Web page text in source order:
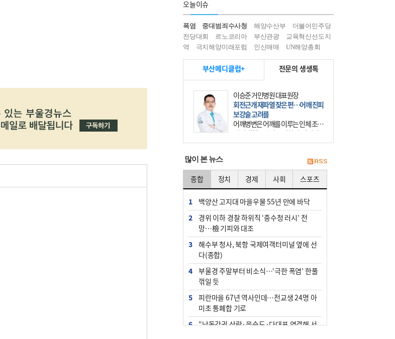
오늘이슈
폭염 중대범죄수사청 해양수산부
더불어민주당
전당대회
르노코리아 부산관광
교육혁신선도지
역
극지해양미래포럼 인신매매 UN해양총회
부산메디클럽+ 전문의 생생톡
이승준 거인병원 대표원장
회전근개 재파열 잦은 편…어깨 진피
보강술 고려를
어깨병변은 어깨를 이루는 인체 조직
에 발생하는 손상을 말한다. 여기에
는 오십견과 회전근개 증후군, 어깨
많이 본 뉴스
종합 정치 경제 사회 스포츠
1
백양산 고지대 마을우물 55년 만에 바닥
2
경위 이하 경찰 하위직 ‘중수청 러시’ 전
망…檢 기피와 대조
3
해수부 청사, 북항 국제여객터미널 옆에 선
다(종합)
4
부울경 주말부터 비소식…‘극한 폭염’ 한풀
꺾일 듯
5
피란마을 67년 역사인데…전교생 24명 아
미초 통폐합 기로
6
“낙동강권 삼락·을숙도·다대포 연결해 서